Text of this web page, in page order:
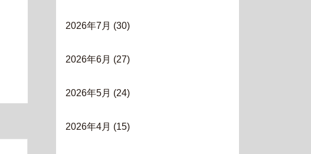
2026年7月 (30)
2026年6月 (27)
2026年5月 (24)
2026年4月 (15)